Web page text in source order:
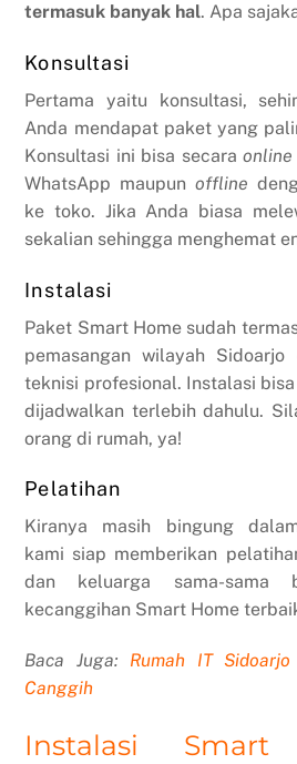
termasuk banyak hal. Apa
Konsultasi
Pertama yaitu konsultasi,
Anda mendapat paket yang
Konsultasi ini bisa secaraonline
WhatsApp maupunoffline
ke toko. Jika Anda biasa
sekalian sehingga menghemat
Instalasi
Paket Smart Home sudah
pemasangan wilayah
teknisi profesional. Instalasi
dijadwalkan terlebih dahulu.
orang di rumah, ya!
Pelatihan
Kiranya masih bingung
kami siap memberikan
dan keluarga sama-sama
kecanggihan Smart Home
Baca Juga: Rumah IT
Canggih
Instalasi